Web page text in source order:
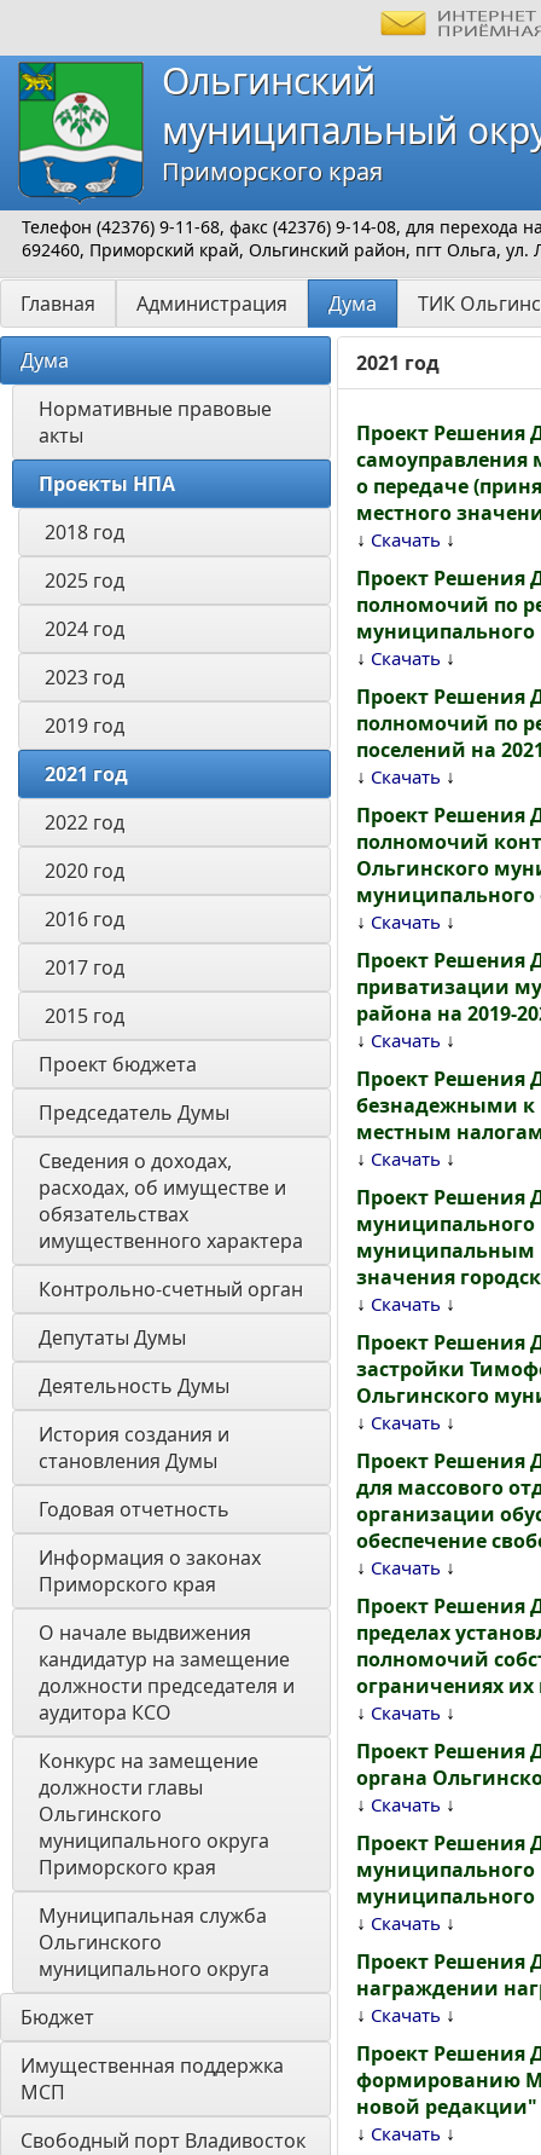
Ольгинский
муниципальный
Приморского края
Телефон (42376) 9-11-68, факс (42376) 9-14-08, для перехода
692460, Приморский край, Ольгинский район, пгт Ольга, ул.
Главная Администрация Дума ТИК
Дума
Нормативные правовые
акты
Проекты НПА
2018 год
2025 год
2024 год
2023 год
2019 год
2021 год
2022 год
2020 год
2016 год
2017 год
2015 год
Проект бюджета
Председатель Думы
Сведения о доходах,
расходах, об имуществе и
обязательствах
имущественного характера
Контрольно-счетный орган
Депутаты Думы
Деятельность Думы
История создания и
становления Думы
Годовая отчетность
Информация о законах
Приморского края
О начале выдвижения
кандидатур на замещение
должности председателя и
аудитора КСО
Конкурс на замещение
должности главы
Ольгинского
муниципального округа
Приморского края
Муниципальная служба
Ольгинского
муниципального округа
Бюджет
Имущественная поддержка
МСП
Свободный порт Владивосток
2021 год
Проект Решения
самоуправления
о передаче
местного
↓ Скачать ↓
Проект Решения
полномочий по
муниципального
↓ Скачать ↓
Проект
полномочий по
поселений на
↓ Скачать ↓
Проект
полномочий
Ольгинского
муниципального
↓ Скачать ↓
Проект Решения
приватизации
района на 2019-
↓ Скачать ↓
Проект Решения
безнадежными к
местным
↓ Скачать ↓
Проект Решения
муниципального
муниципальным
значения
↓ Скачать ↓
Проект Решения
застройки
Ольгинского
↓ Скачать ↓
Проект Решения
для массового
организации
обеспечение
↓ Скачать ↓
Проект Решения
пределах
полномочий
ограничениях их
↓ Скачать ↓
Проект Решения
органа
↓ Скачать ↓
Проект Решения
муниципального
муниципального
↓ Скачать ↓
Проект Решения
награждении
↓ Скачать ↓
Проект Решения
формированию
новой редакции"
↓ Скачать ↓